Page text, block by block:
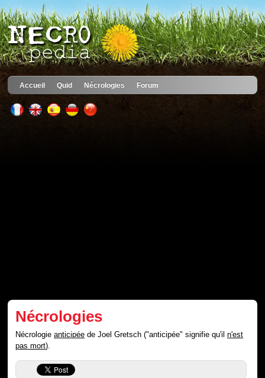
Accueil Quid Nécrologies Forum
Nécrologies
Nécrologieanticipée de Joel Gretsch ("anticipée" signifie qu'iln'est
pas mort).